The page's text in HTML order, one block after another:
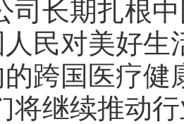
长期扎根中
民对美好生
跨国医疗健
将继续推动